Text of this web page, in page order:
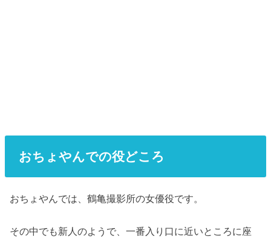
おちょやんでの役どころ
おちょやんでは、鶴亀撮影所の女優役です。
その中でも新人のようで、一番入り口に近いところに座